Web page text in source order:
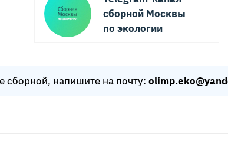
сборной Москвы
по экологии
сборной, напишите на почту: